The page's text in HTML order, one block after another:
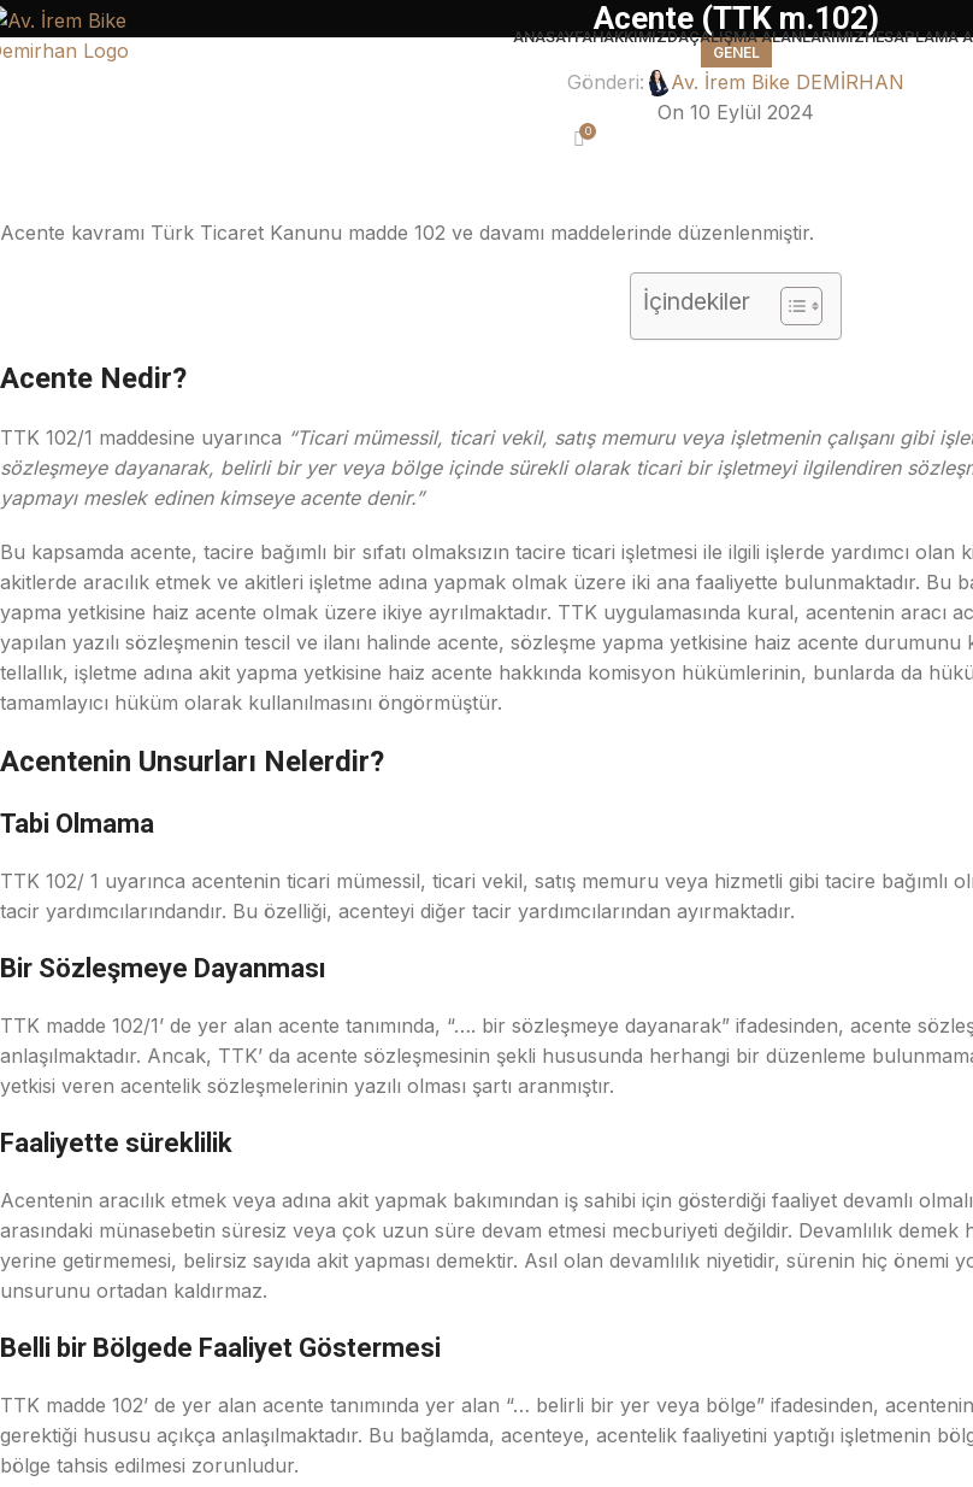
ANASAYFAHAKKIMIZDAÇALIŞMA ALANLARIMIZHESAPLAMA
Acente (TTK m.102)
GENEL
Gönderi:
Av. İrem Bike DEMİRHAN
On 10 Eylül 2024
0
Acente kavramı Türk Ticaret Kanunu madde 102 ve davamı maddelerinde düzenlenmiştir.
İçindekiler
Acente Nedir?
TTK 102/1 maddesine uyarınca “Ticari mümessil, ticari vekil, satış memuru veya işletmenin çalışanı gibi
sözleşmeye dayanarak, belirli bir yer veya bölge içinde sürekli olarak ticari bir işletmeyi ilgilendiren
yapmayı meslek edinen kimseye acente denir.”
Bu kapsamda acente, tacire bağımlı bir sıfatı olmaksızın tacire ticari işletmesi ile ilgili işlerde yardımcı
akitlerde aracılık etmek ve akitleri işletme adına yapmak olmak üzere iki ana faaliyette bulunmaktadır. Bu
yapma yetkisine haiz acente olmak üzere ikiye ayrılmaktadır. TTK uygulamasında kural, acentenin aracı
yapılan yazılı sözleşmenin tescil ve ilanı halinde acente, sözleşme yapma yetkisine haiz acente durumunu
tellallık, işletme adına akit yapma yetkisine haiz acente hakkında komisyon hükümlerinin, bunlarda da
tamamlayıcı hüküm olarak kullanılmasını öngörmüştür.
Acentenin Unsurları Nelerdir?
Tabi Olmama
TTK 102/ 1 uyarınca acentenin ticari mümessil, ticari vekil, satış memuru veya hizmetli gibi tacire bağımlı
tacir yardımcılarındandır. Bu özelliği, acenteyi diğer tacir yardımcılarından ayırmaktadır.
Bir Sözleşmeye Dayanması
TTK madde 102/1’ de yer alan acente tanımında, “…. bir sözleşmeye dayanarak” ifadesinden, acente
anlaşılmaktadır. Ancak, TTK’ da acente sözleşmesinin şekli hususunda herhangi bir düzenleme
yetkisi veren acentelik sözleşmelerinin yazılı olması şartı aranmıştır.
Faaliyette süreklilik
Acentenin aracılık etmek veya adına akit yapmak bakımından iş sahibi için gösterdiği faaliyet devamlı
arasındaki münasebetin süresiz veya çok uzun süre devam etmesi mecburiyeti değildir. Devamlılık
yerine getirmemesi, belirsiz sayıda akit yapması demektir. Asıl olan devamlılık niyetidir, sürenin hiç önemi
unsurunu ortadan kaldırmaz.
Belli bir Bölgede Faaliyet Göstermesi
TTK madde 102’ de yer alan acente tanımında yer alan “… belirli bir yer veya bölge” ifadesinden,
gerektiği hususu açıkça anlaşılmaktadır. Bu bağlamda, acenteye, acentelik faaliyetini yaptığı işletmenin
bölge tahsis edilmesi zorunludur.